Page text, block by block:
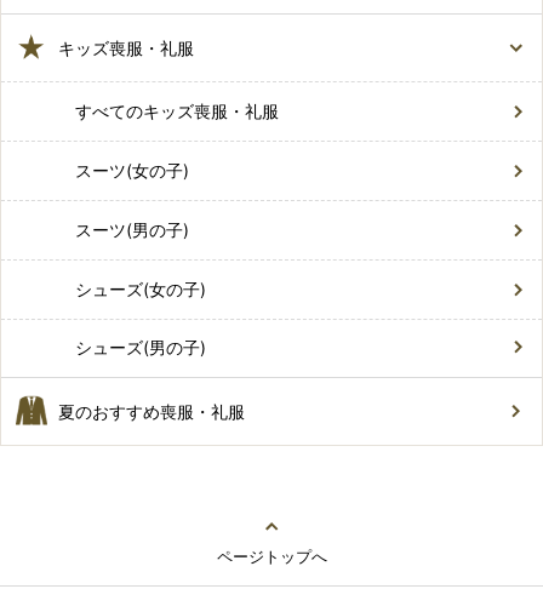
キッズ喪服・礼服
すべてのキッズ喪服・礼服
スーツ(女の子)
スーツ(男の子)
シューズ(女の子)
シューズ(男の子)
夏のおすすめ喪服・礼服
ページトップへ